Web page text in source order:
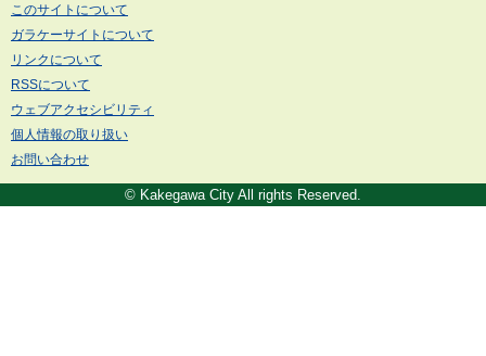
このサイトについて
ガラケーサイトについて
リンクについて
RSSについて
ウェブアクセシビリティ
個人情報の取り扱い
お問い合わせ
© Kakegawa City All rights Reserved.